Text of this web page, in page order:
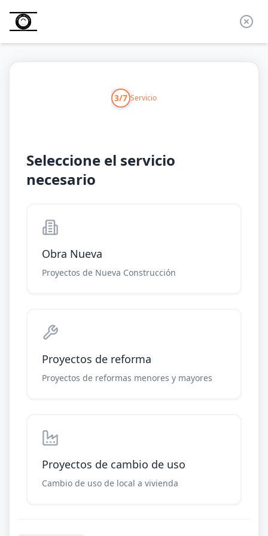
3/7 Servicio
Seleccione el servicio
necesario
Obra Nueva
Proyectos de Nueva Construcción
Proyectos de reforma
Proyectos de reformas menores y mayores
Proyectos de cambio de uso
Cambio de uso de local a vivienda